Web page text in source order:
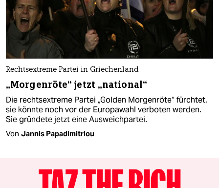
Rechtsextreme Partei in Griechenland
„Morgenröte“ jetzt „national“
Die rechtsextreme Partei „Golden Morgenröte“ fürchtet,
sie könnte noch vor der Europawahl verboten werden.
Sie gründete jetzt eine Ausweichpartei.
Von Jannis Papadimitriou